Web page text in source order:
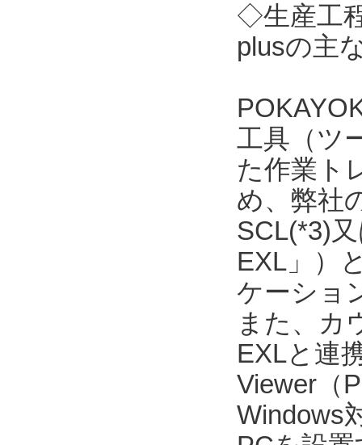
◇生産工
plusの主
工具（ツ
た作業ト
め、弊社
SCL(*3)
EXL」）
ケーショ
また、カ
EXLと連
Viewer（
Windows